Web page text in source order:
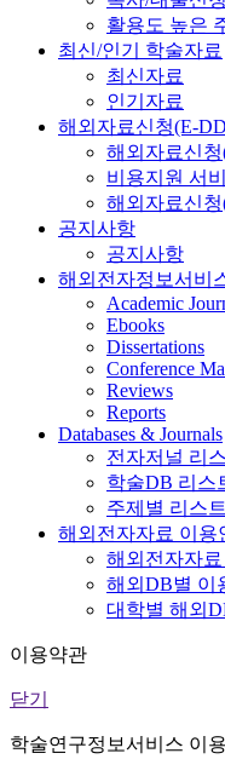
활용도 높은
최신/인기 학술자료
최신자료
인기자료
해외자료신청(E-
해외자료신
비용지원 서
해외자료신
공지사항
공지사항
해외전자정보서비
Academic
Ebooks
Dissertations
Conference
Reviews
Reports
Databases & Journals
전자저널 리
학술DB 리스
주제별 리스트
해외전자자료 이용
해외전자자
해외DB별 이
대학별 해외
이용약관
닫기
학술연구정보서비스 이